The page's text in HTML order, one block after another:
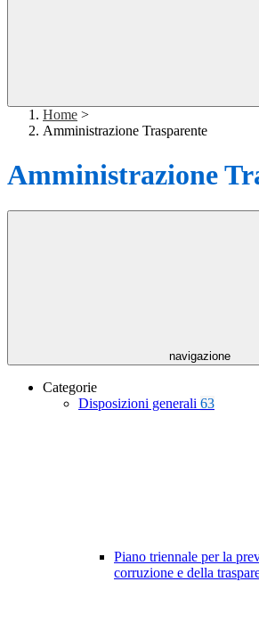
Home >
Amministrazione Trasparente
Amministrazione
navigazione
Categorie
Disposizioni generali 63
Piano triennale per la
corruzione e della